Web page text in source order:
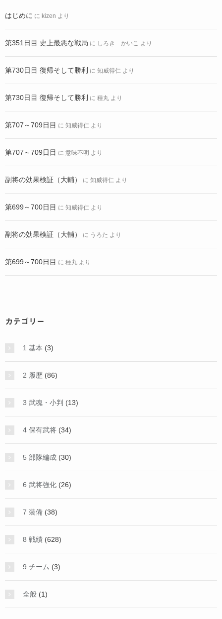
はじめに に kizen より
第351日目 史上最悪な戦局 に しろき かいこ より
第730日目 復帰そして勝利 に 知威得仁 より
第730日目 復帰そして勝利 に 種丸 より
第707～709日目 に 知威得仁 より
第707～709日目 に 意味不明 より
副将の効果検証（大輔） に 知威得仁 より
第699～700日目 に 知威得仁 より
副将の効果検証（大輔） に うろた より
第699～700日目 に 種丸 より
カテゴリー
1 基本 (3)
2 履歴 (86)
3 武魂・小判 (13)
4 保有武将 (34)
5 部隊編成 (30)
6 武将強化 (26)
7 装備 (38)
8 戦績 (628)
9 チーム (3)
全般 (1)